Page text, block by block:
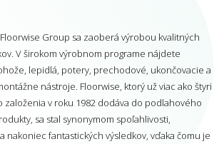
Group sa zaoberá výrobou kvalitných
V širokom výrobnom programe nájdete
lepidlá, potery, prechodové, ukončovacie a
nástroje. Floorwise, ktorý už viac ako štyri
založenia v roku 1982 dodáva do podlahového
sa stal synonymom spoľahlivosti,
nakoniec fantastických výsledkov, vďaka čomu je